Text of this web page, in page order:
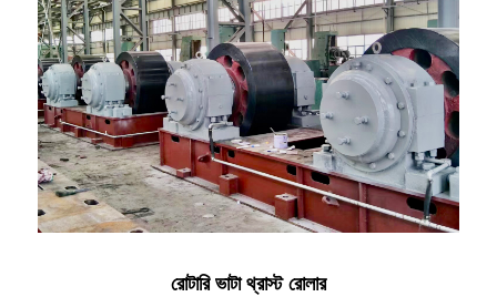
রোটারি ভাটা থ্রাস্ট রোলার